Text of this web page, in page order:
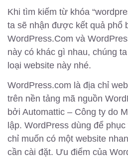
Khi tìm kiếm từ khóa
ta sẽ nhận được kết quả phổ
WordPress.Com và
này có khác gì nhau, chúng
loại website này nhé.
WordPress.com là địa chỉ
trên nền tảng mã nguồn
bởi Automattic – Công ty do
lập. WordPress dùng để
chỉ muốn có một website
cần cài đặt. Ưu điểm của